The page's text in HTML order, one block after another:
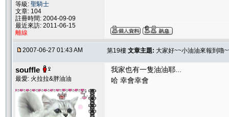
等級: 聖騎士
文章: 104
註冊時間: 2004-09-09
最近來訪: 2011-06-15
離線
2007-06-27 01:43 AM 第19樓 文章主題: 大家好~~小油油來報到嚕
souffle
最愛: 火拉拉&胖油油
我家也有一隻油油耶...
哈 幸會幸會